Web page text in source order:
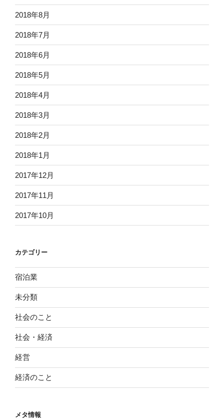
2018年8月
2018年7月
2018年6月
2018年5月
2018年4月
2018年3月
2018年2月
2018年1月
2017年12月
2017年11月
2017年10月
カテゴリー
宿泊業
未分類
社会のこと
社会・経済
経営
経済のこと
メタ情報